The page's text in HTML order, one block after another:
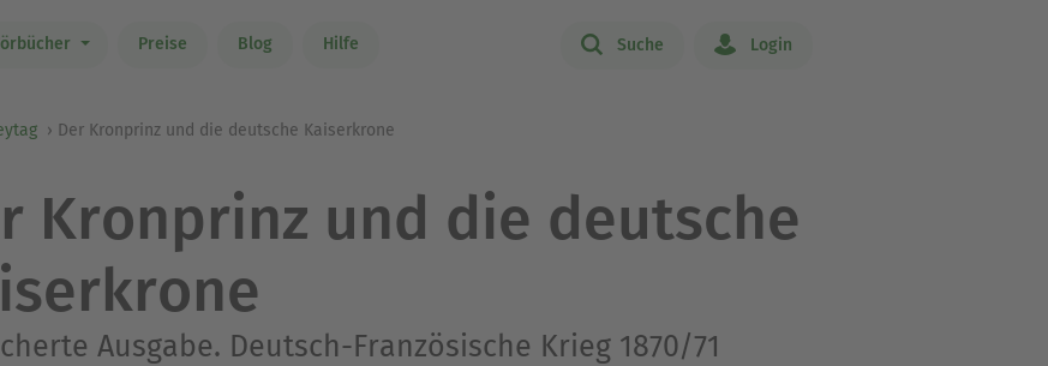
Preise Blog Hilfe Suche Login
Der Kronprinz und die deutsche Kaiserkrone
Kronprinz und die deutsche
Ausgabe. Deutsch-Französische Krieg 1870/71